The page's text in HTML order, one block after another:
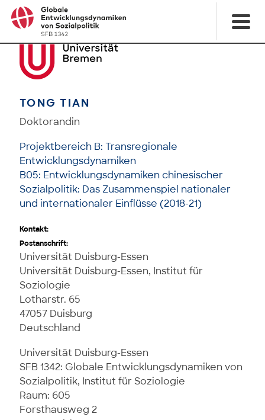
TONG TIAN
Doktorandin
Projektbereich B: Transregionale
Entwicklungsdynamiken
B05: Entwicklungsdynamiken chinesischer
Sozialpolitik: Das Zusammenspiel nationaler
und internationaler Einflüsse (2018-21)
Kontakt:
Postanschrift:
Universität Duisburg-Essen
Universität Duisburg-Essen, Institut für
Soziologie
Lotharstr. 65
47057 Duisburg
Deutschland
Universität Duisburg-Essen
SFB 1342: Globale Entwicklungsdynamiken von
Sozialpolitik, Institut für Soziologie
Raum: 605
Forsthausweg 2